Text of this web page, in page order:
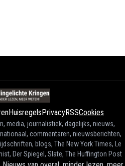
HuisregelsPrivacyRSSCookies
media, journalistiek, dagelijks, nieuws,
commentaren, nieuwsberichten,
blogs, The New York Times, Le
Der Spiegel, Slate, The Huffington Post